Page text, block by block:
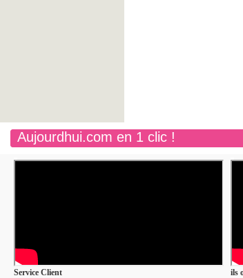
Aujourdhui.com en 1 clic !
Service Client
ils